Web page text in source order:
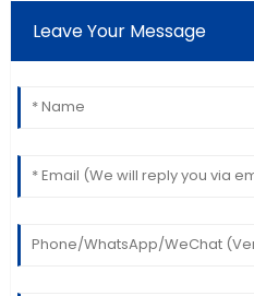
Leave Your Message